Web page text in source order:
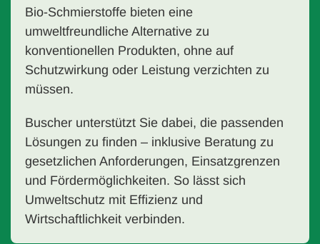
Bio-Schmierstoffe bieten eine
umweltfreundliche Alternative zu
konventionellen Produkten, ohne auf
Schutzwirkung oder Leistung verzichten zu
müssen.
Buscher unterstützt Sie dabei, die passenden
Lösungen zu finden – inklusive Beratung zu
gesetzlichen Anforderungen, Einsatzgrenzen
und Fördermöglichkeiten. So lässt sich
Umweltschutz mit Effizienz und
Wirtschaftlichkeit verbinden.